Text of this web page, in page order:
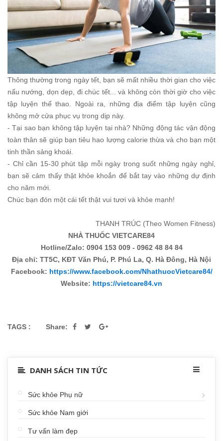
Thông thường trong ngày tết, bạn sẽ mất nhiều thời gian cho việc
nấu nướng, dọn dẹp, đi chúc tết... và không còn thời giờ cho việc
tập luyện thể thao. Ngoài ra, những địa điểm tập luyện cũng
không mở cửa phục vụ trong dịp này.
- Tại sao bạn không tập luyện tại nhà? Những động tác vận động
toàn thân sẽ giúp bạn tiêu hao lượng calorie thừa và cho bạn một
tinh thần sảng khoái.
- Chỉ cần 15-30 phút tập mỗi ngày trong suốt những ngày nghỉ,
bạn sẽ cảm thấy thật khỏe khoắn để bắt tay vào những dự định
cho năm mới.
Chúc bạn đón một cái tết thật vui tươi và khỏe mạnh!
THANH TRÚC (Theo Women Fitness)
NHÀ THUỐC VIETCARE84
Hotline/Zalo: 0904 153 009 - 0962 48 84 84
Địa chỉ: TT5C, KĐT Văn Phú, P. Phú La, Q. Hà Đông, Hà Nội
Facebook: https://www.facebook.com/NhathuocVietcare84/
Website: https://vietcare84.vn
TAGS : Share:
DANH SÁCH TIN TỨC
Sức khỏe Phụ nữ
Sức khỏe Nam giới
Tư vấn làm đẹp